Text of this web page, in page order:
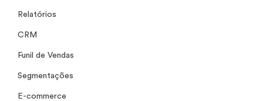
Relatórios
CRM
Funil de Vendas
Segmentações
E-commerce